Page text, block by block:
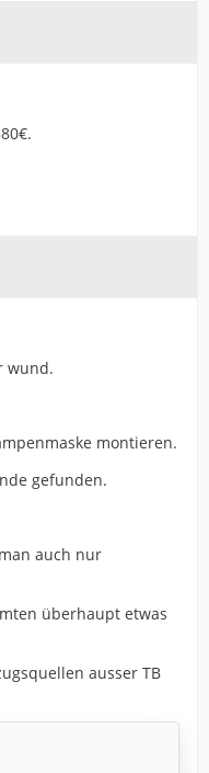
wund.
montieren.
gefunden.
auch nur
überhaupt etwas
ausser TB